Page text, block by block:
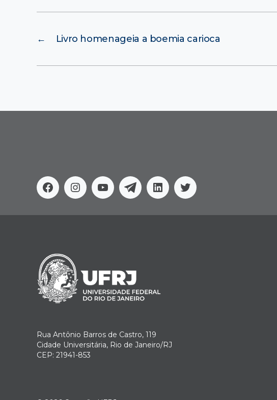
← Livro homenageia a boemia carioca
FacebookInstagram
YoutubeTelegramLinkedinTwitter
Rua Antônio Barros de Castro, 119
Cidade Universitária, Rio de Janeiro/RJ
CEP: 21941-853